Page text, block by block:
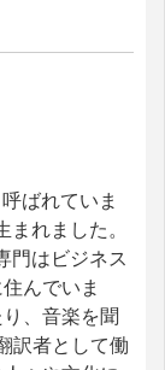
ばれていま
れました。
門はビジネス
んでいま
、音楽を聞
訳者として働